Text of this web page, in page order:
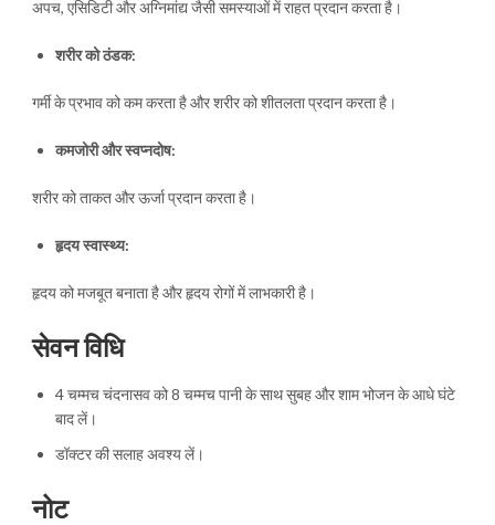
अपच, एसिडिटी और अग्निमांद्य जैसी समस्याओं में राहत प्रदान करता है।
शरीर को ठंडक:
गर्मी के प्रभाव को कम करता है और शरीर को शीतलता प्रदान करता है।
कमजोरी और स्वप्नदोष:
शरीर को ताकत और ऊर्जा प्रदान करता है।
हृदय स्वास्थ्य:
हृदय को मजबूत बनाता है और हृदय रोगों में लाभकारी है।
सेवन विधि
4 चम्मच चंदनासव को 8 चम्मच पानी के साथ सुबह और शाम भोजन के आधे घंटे
बाद लें।
डॉक्टर की सलाह अवश्य लें।
नोट